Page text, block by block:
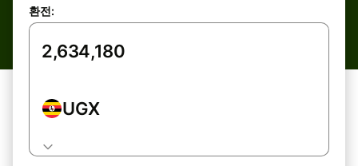
환전:
UGX